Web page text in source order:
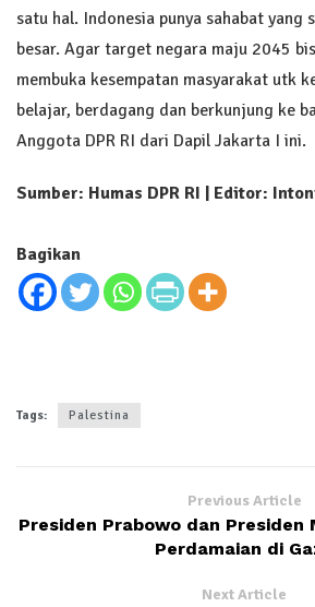
satu hal. Indonesia punya sahabat yang
besar. Agar target negara maju 2045
membuka kesempatan masyarakat utk
belajar, berdagang dan berkunjung ke
Anggota DPR RI dari Dapil Jakarta I ini.
Sumber: Humas DPR RI | Editor:
Bagikan
Tags: Palestina
Previous Article
Presiden Prabowo dan Presiden
Perdamaian di
Next Article